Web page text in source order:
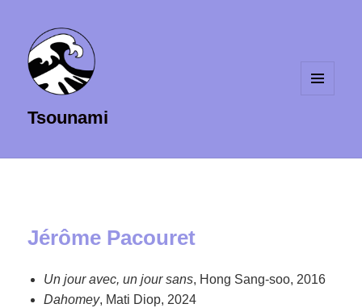
Tsounami
Jérôme Pacouret
Un jour avec, un jour sans, Hong Sang-soo, 2016
Dahomey, Mati Diop, 2024